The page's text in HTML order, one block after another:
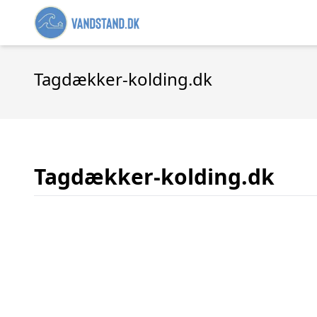
Tagdækker-kolding.dk
Tagdækker-kolding.dk